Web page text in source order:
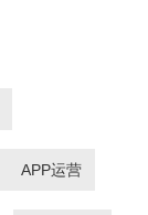
APP运营